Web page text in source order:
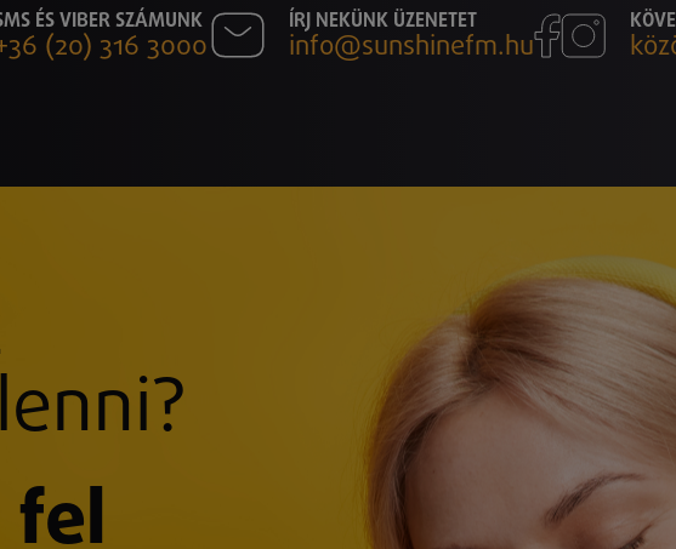
ÉS VIBER SZÁMUNK
(20) 316 3000
ÍRJ NEKÜNK ÜZENETET
info@sunshinefm.hu
fel